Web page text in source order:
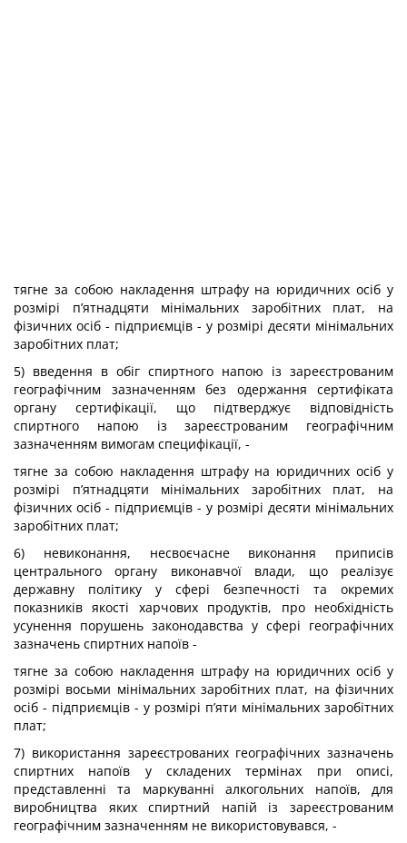
тягне за собою накладення штрафу на юридичних осіб у
розмірі п’ятнадцяти мінімальних заробітних плат, на
фізичних осіб - підприємців - у розмірі десяти мінімальних
заробітних плат;
5) введення в обіг спиртного напою із зареєстрованим
географічним зазначенням без одержання сертифіката
органу сертифікації, що підтверджує відповідність
спиртного напою із зареєстрованим географічним
зазначенням вимогам специфікації, -
тягне за собою накладення штрафу на юридичних осіб у
розмірі п’ятнадцяти мінімальних заробітних плат, на
фізичних осіб - підприємців - у розмірі десяти мінімальних
заробітних плат;
6) невиконання, несвоєчасне виконання приписів
центрального органу виконавчої влади, що реалізує
державну політику у сфері безпечності та окремих
показників якості харчових продуктів, про необхідність
усунення порушень законодавства у сфері географічних
зазначень спиртних напоїв -
тягне за собою накладення штрафу на юридичних осіб у
розмірі восьми мінімальних заробітних плат, на фізичних
осіб - підприємців - у розмірі п’яти мінімальних заробітних
плат;
7) використання зареєстрованих географічних зазначень
спиртних напоїв у складених термінах при описі,
представленні та маркуванні алкогольних напоїв, для
виробництва яких спиртний напій із зареєстрованим
географічним зазначенням не використовувався, -